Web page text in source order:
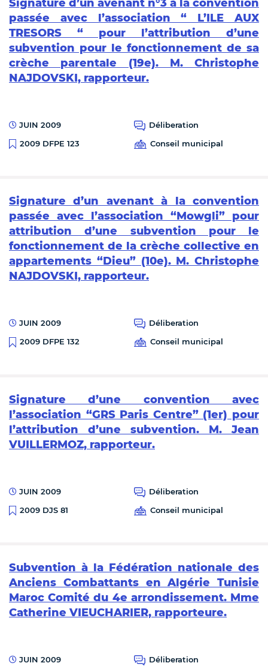
Signature d’un avenant n°3 à la convention
passée avec l’association “ L’ILE AUX
TRESORS “ pour l’attribution d’une
subvention pour le fonctionnement de sa
crèche parentale (19e). M. Christophe
NAJDOVSKI, rapporteur.
JUIN 2009
Déliberation
2009 DFPE 123
Conseil municipal
Signature d’un avenant à la convention
passée avec l’association “Mowgli” pour
attribution d’une subvention pour le
fonctionnement de la crèche collective en
appartements “Dieu” (10e). M. Christophe
NAJDOVSKI, rapporteur.
JUIN 2009
Déliberation
2009 DFPE 132
Conseil municipal
Signature d’une convention avec
l’association “GRS Paris Centre” (1er) pour
l’attribution d’une subvention. M. Jean
VUILLERMOZ, rapporteur.
JUIN 2009
Déliberation
2009 DJS 81
Conseil municipal
Subvention à la Fédération nationale des
Anciens Combattants en Algérie Tunisie
Maroc Comité du 4e arrondissement. Mme
Catherine VIEUCHARIER, rapporteure.
JUIN 2009
Déliberation